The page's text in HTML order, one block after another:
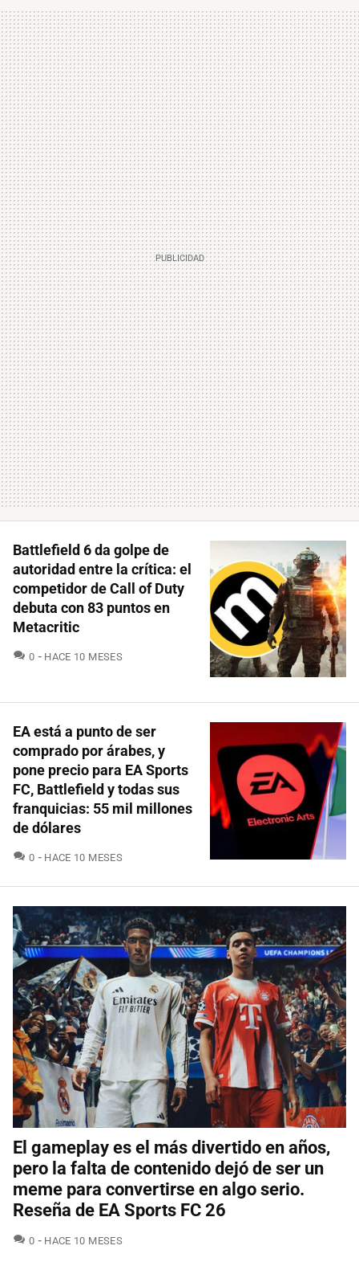
Battlefield 6 da golpe de
autoridad entre la crítica: el
competidor de Call of Duty
debuta con 83 puntos en
Metacritic
0 COMENTARIOS
HACE 10 MESES
EA está a punto de ser
comprado por árabes, y
pone precio para EA Sports
FC, Battlefield y todas sus
franquicias: 55 mil millones
de dólares
0 COMENTARIOS
HACE 10 MESES
El gameplay es el más divertido en años,
pero la falta de contenido dejó de ser un
meme para convertirse en algo serio.
Reseña de EA Sports FC 26
0 COMENTARIOS
HACE 10 MESES